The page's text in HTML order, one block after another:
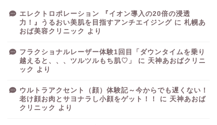
エレクトロポレーション 『イオン導入の20倍の浸透
力！』うるおい美肌を目指すアンチエイジング に 札幌あ
おば美容クリニック
より
フラクショナルレーザー体験1回目「ダウンタイムを乗り
越えると、、、ツルツルもち肌♡」
に 天神あおばクリニ
ック
より
ウルトラアクセント（顔）体験記～今からでも遅くない！
老け顔お肉とサヨナラし小顔をゲット！！
に 天神あおば
クリニック
より